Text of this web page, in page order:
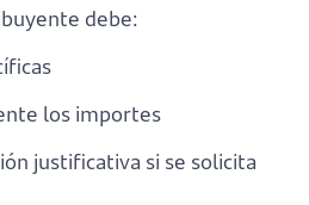
debe:
los importes
justificativa si se solicita